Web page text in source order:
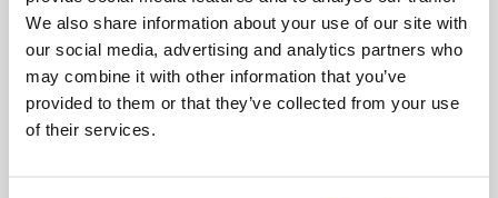
We also share information about your use of our site with
our social media, advertising and analytics partners who
may combine it with other information that you’ve
provided to them or that they’ve collected from your use
of their services.
Service client Mirka
Garantie 2 ans + 1 an offert pour les outils